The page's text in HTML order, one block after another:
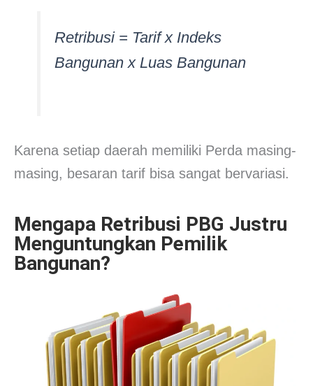
Retribusi = Tarif x Indeks
Bangunan x Luas Bangunan
Karena setiap daerah memiliki Perda masing-
masing, besaran tarif bisa sangat bervariasi.
Mengapa Retribusi PBG Justru
Menguntungkan Pemilik
Bangunan?